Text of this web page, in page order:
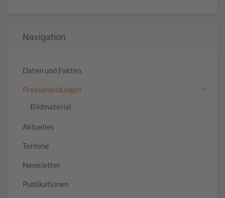
Navigation
Daten und Fakten
Pressemeldungen
Bildmaterial
Aktuelles
Termine
Newsletter
Publikationen